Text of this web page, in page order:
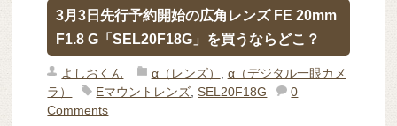
3月3日先行予約開始の広角レンズ FE 20mm
F1.8 G「SEL20F18G」を買うならどこ？
よしおくん α（レンズ）
α（デジタル一眼カメ
ラ）
Eマウントレンズ ,SEL20F18G
0
Comments